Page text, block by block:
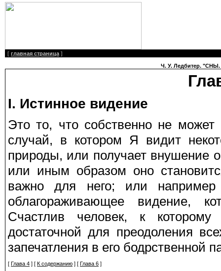
[ главная страница ]
Ч. У. Ледбитер. "СНЫ.
I. Истинное видение
Это то, что собственно не
случай, в котором Я видит
природы, или получает внушение
или иным образом оно
важно для него; или
облагораживающее видение,
Счастлив человек, к
достаточной для преодоления
запечатления в его бодрственной
[ Глава 4 ] [ К содержанию ] [ Глава 6 ]